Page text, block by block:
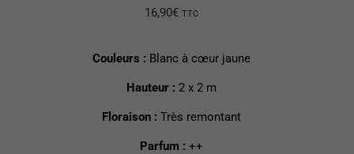
16,90€ TTC
Couleurs : Blanc à cœur jaune
Hauteur : 2 x 2 m
Floraison : Très remontant
Parfum : ++